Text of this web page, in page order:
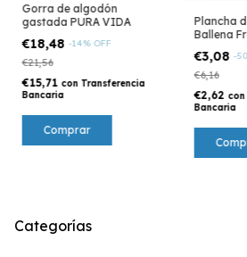
Gorra de algodón
gastada PURA VIDA
€18,48 -14% OFF
€21,56
€15,71 con Transferencia
Bancaria
Plancha
Ballena
€3,08 -50
€6,16
€2,62 con
Bancaria
Categorías